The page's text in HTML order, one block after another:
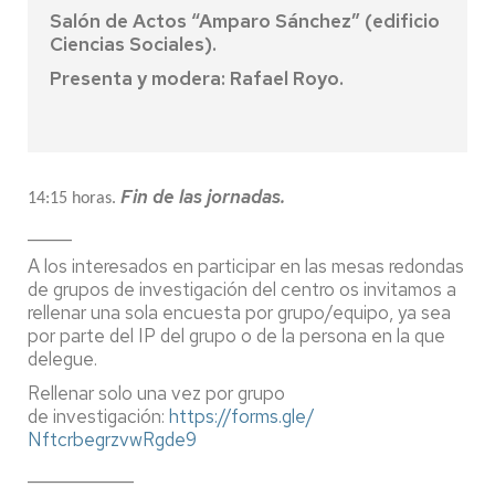
Salón de Actos “Amparo Sánchez” (edificio
Ciencias Sociales).
Presenta y modera: Rafael Royo.
14:15 horas. Fin de las jornadas.
A los interesados en participar en las mesas redondas
de grupos de investigación del centro os invitamos a
rellenar una sola encuesta por grupo/equipo, ya sea
por parte del IP del grupo o de la persona en la que
delegue.
Rellenar solo una vez por grupo
de investigación: https://forms.gle/
NftcrbegrzvwRgde9